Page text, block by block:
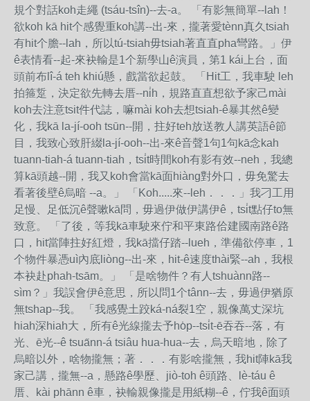
規个對話koh走繩 (tsáu-tsîn)--去-a。 「有影無簡單--lah！
欲koh kā hit个感覺重koh講--出-來，攏著愛tènn真久tsiah
有hit个膽--lah，所以tú-tsiah毋tsiah著直直pha彎路。」伊
ê表情看--起-來袂輸是1个新學山ê演員，第1 kái上台，面
頭前布lî-á teh khiú懸，戲當欲起鼓。 「Hit工，我車駛 leh
拍箍踅，決定欲先轉去厝--ni̍h，規路直直想欲予家己mài
koh去注意tsit件代誌，嘛mài koh去想tsiah-ê暴其然ê變
化，我kā la-jí-ooh tsūn--開，拄好teh放送教人講英語ê節
目，我致心致肝綴la-jí-ooh--出-來ê音聲1句1句kā念kah
tuann-tiah-á tuann-tiah，tsi̍t時間koh有影有效--neh，我總
算kā頭越--開，我又koh會當kā面hiàng對外口，毋免驚去
看著後壁ê烏暗 --a。」 「Koh.....來--leh．．．」我刁工用
足慢、足低沉ê聲嗽kā問，毋過伊做伊講伊ê，tsi̍t點仔to無
致意。 「了後，等我kā車駛來佇和平東路佮建國南路ê路
口，hit當陣拄好紅燈，我kā擋仔踏--lueh，準備欲停車，1
个物件暴憑uì內底liòng--出-來，hit-ê速度thài緊--ah，我根
本袂赴phah-tsām。」 「是啥物件？有人tshuànn路--
sìm？」我誤會伊ê意思，所以問1个tânn--去，毋過伊猶原
無tshap--我。 「我感覺土跤ká-ná裂1空，親像萬丈深坑
hiah深hiah大，所有ê光線攏去予ho̍p--tsi̍t-ē吞吞--落，有
光、ē光--ê tsua̋nn-á tsiâu hua-hua--去，烏天暗地，除了
烏暗以外，啥物攏無；著．．．有影啥攏無，我hit陣kā我
家己講，攏無--a，懸路ê學歷、jiò-toh ê頭路、lè-táu ê
厝、kài phānn ê車，袂輸親像攏是用紙糊--ê，佇我ê面頭